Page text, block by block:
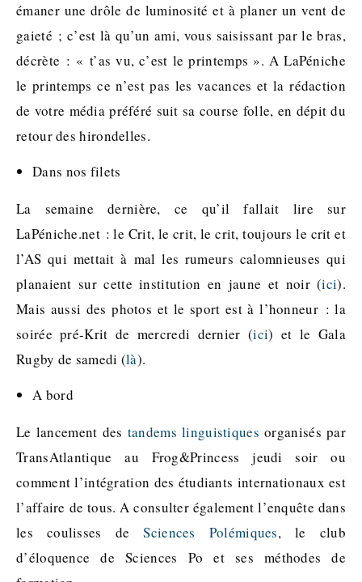
émaner une drôle de luminosité et à planer un vent de
gaieté ; c’est là qu’un ami, vous saisissant par le bras,
décrète : « t’as vu, c’est le printemps ». A LaPéniche
le printemps ce n’est pas les vacances et la rédaction
de votre média préféré suit sa course folle, en dépit du
retour des hirondelles.
Dans nos filets
La semaine dernière, ce qu’il fallait lire sur
LaPéniche.net : le Crit, le crit, le crit, toujours le crit et
l’AS qui mettait à mal les rumeurs calomnieuses qui
planaient sur cette institution en jaune et noir (ici).
Mais aussi des photos et le sport est à l’honneur : la
soirée pré-Krit de mercredi dernier (ici) et le Gala
Rugby de samedi (là).
A bord
Le lancement des tandems linguistiques organisés par
TransAtlantique au Frog&Princess jeudi soir ou
comment l’intégration des étudiants internationaux est
l’affaire de tous. A consulter également l’enquête dans
les coulisses deSciences Polémiques, le club
d’éloquence de Sciences Po et ses méthodes de